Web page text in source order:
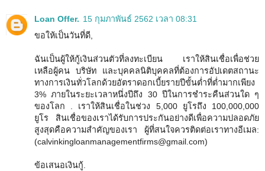
Loan Offer. 15 กุมภาพันธ์ 2562 เวลา 08:31
ขอให้เป็นวันที่ดี,
ฉันเป็นผู้ให้กู้เงินส่วนตัวที่ลงทะเบียน เราให้สินเชื่อเพื่อช่วย
เหลือผู้คน บริษัท และบุคคลนิติบุคคลที่ต้องการอัปเดตสถานะ
ทางการเงินทั่วโลกด้วยอัตราดอกเบี้ยรายปีขั้นต่ำที่ต่ำมากเพียง
3% ภายในระยะเวลาหนึ่งปีถึง 30 ปีในการชำระคืนส่วนใด ๆ
ของโลก . เราให้สินเชื่อในช่วง 5,000 ยูโรถึง 100,000,000
ยูโร สินเชื่อของเราได้รับการประกันอย่างดีเพื่อความปลอดภัย
สูงสุดคือความสำคัญของเรา ผู้ที่สนใจควรติดต่อเราทางอีเมล:
(calvinkingloanmanagementfirms@gmail.com)
ข้อเสนอเงินกู้.